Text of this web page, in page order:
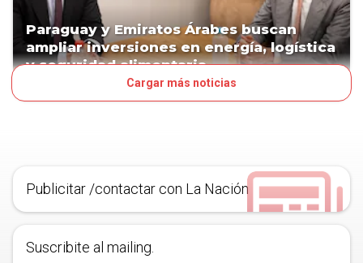
Paraguay y Emiratos Árabes buscan
ampliar inversiones en energía, logística
y seguridad alimentaria
Cargar más noticias
Publicitar /contactar con La Nación
Suscribite al mailing.